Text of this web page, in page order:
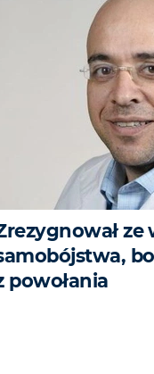
powołania